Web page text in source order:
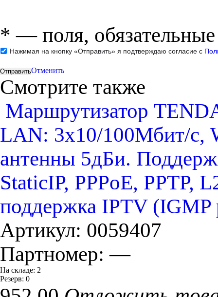
* — поля,
Нажимая на кнопку «Отправить» я подтверждаю согласие с
Отменить
Смотрите также
Маршрутизатор
LAN: 3х10/100Мбит/с,
антенны 5дБи.
StaticIP, PPPoE, PPTP,
поддержка IPTV (IGMP
Артикул: 0059407
Партномер:—
На складе: 2
Резерв: 0